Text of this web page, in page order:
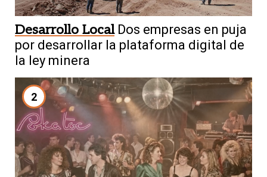
Desarrollo Local Dos empresas en puja
por desarrollar la plataforma digital de
la ley minera
2